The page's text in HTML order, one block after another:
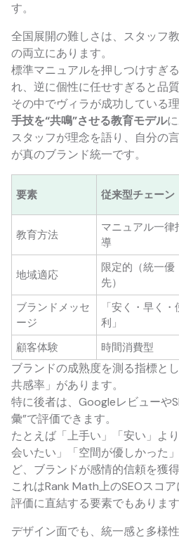
す。
全国展開の難しさは、スタッフ
の両立にあります。
標準マニュアルを押しつけすぎ
れ、逆に個性に任せすぎると品質
その中でヴィラが成功している理
手技を“共鳴”させる教育モデル
スタッフが理念を語り、自分の
が真のブランド統一です。
要素 従来型チェーン
教育方法
マニュアル一律
導
地域適応
限定的（統一優
先）
ブランドメッセ
ージ
「安く・早く・
利」
顧客体験
時間消費型
ブランドの成熟度を測る指標と
共感率」があります。
特に後者は、Googleレビューや
彙”で評価できます。
たとえば「上手い」「安い」よ
会いたい」「空間が優しかった
ど、ブランドが感情的信頼を獲
これはRank Math上のSEOスコ
評価に直結する要素でもあります
デザイン面でも、統一感と多様